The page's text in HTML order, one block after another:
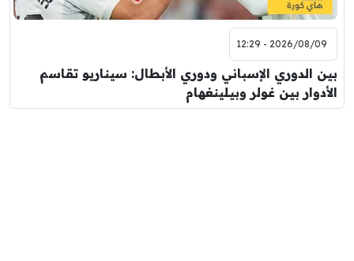
2026/08/09 - 12:29
بين الدوري الإسباني ودوري الأبطال: سيناريو تقاسم
الأدوار بين غولر وبيلينغهام